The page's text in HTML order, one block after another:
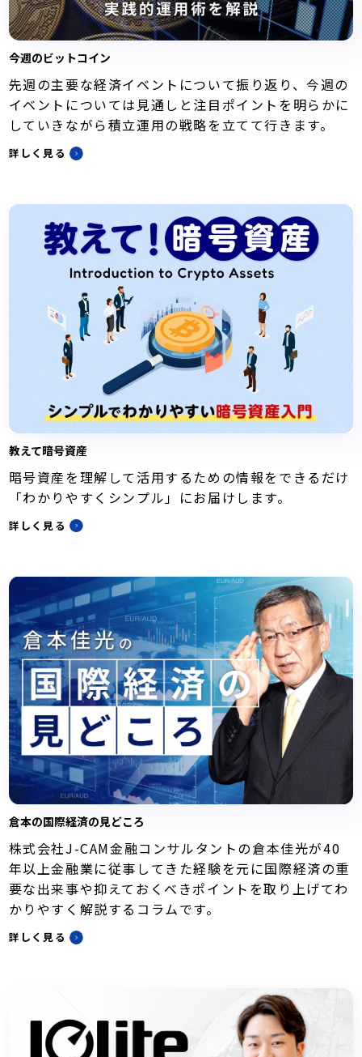
今週のビットコイン
先週の主要な経済イベントについて振り返り、今週の
イベントについては見通しと注目ポイントを明らかに
していきながら積立運用の戦略を立てて行きます。
詳しく見る
教えて暗号資産
暗号資産を理解して活用するための情報をできるだけ
「わかりやすくシンプル」にお届けします。
詳しく見る
倉本の国際経済の見どころ
株式会社J-CAM金融コンサルタントの倉本佳光が40
年以上金融業に従事してきた経験を元に国際経済の重
要な出来事や抑えておくべきポイントを取り上げてわ
かりやすく解説するコラムです。
詳しく見る